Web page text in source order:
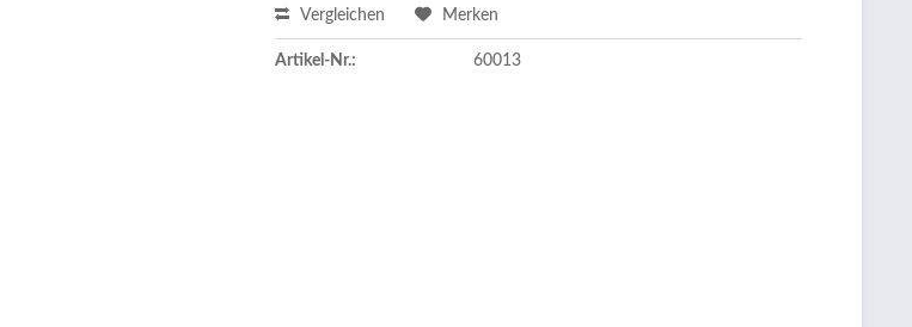
Vergleichen Merken
Artikel-Nr.: 60013